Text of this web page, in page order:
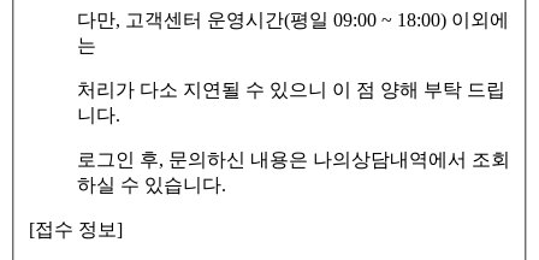
다만, 고객센터 운영시간(평일 09:00 ~ 18:00) 이외에
는
처리가 다소 지연될 수 있으니 이 점 양해 부탁 드립
니다.
로그인 후, 문의하신 내용은 나의상담내역에서 조회
하실 수 있습니다.
[접수 정보]